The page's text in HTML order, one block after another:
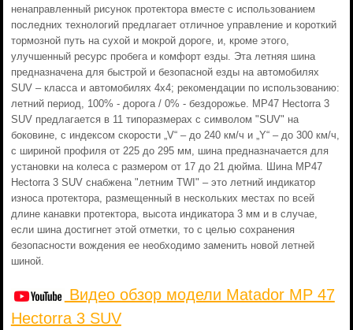
ненаправленный рисунок протектора вместе с использованием
последних технологий предлагает отличное управление и короткий
тормозной путь на сухой и мокрой дороге, и, кроме этого,
улучшенный ресурс пробега и комфорт езды. Эта летняя шина
предназначена для быстрой и безопасной езды на автомобилях
SUV – класса и автомобилях 4x4; рекомендации по использованию:
летний период, 100% - дорога / 0% - бездорожье. MP47 Hectorra 3
SUV предлагается в 11 типоразмерах с символом "SUV" на
боковине, с индексом скорости „V“ – до 240 км/ч и „Y“ – до 300 км/ч,
с шириной профиля от 225 до 295 мм, шина предназначается для
установки на колеса с размером от 17 до 21 дюйма. Шина MP47
Hectorra 3 SUV снабжена "летним TWI" – это летний индикатор
износа протектора, размещенный в нескольких местах по всей
длине канавки протектора, высота индикатора 3 мм и в случае,
если шина достигнет этой отметки, то с целью сохранения
безопасности вождения ее необходимо заменить новой летней
шиной.
Видео обзор модели Matador MP 47
Hectorra 3 SUV